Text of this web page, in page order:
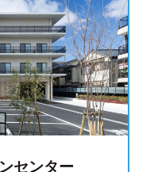
センター